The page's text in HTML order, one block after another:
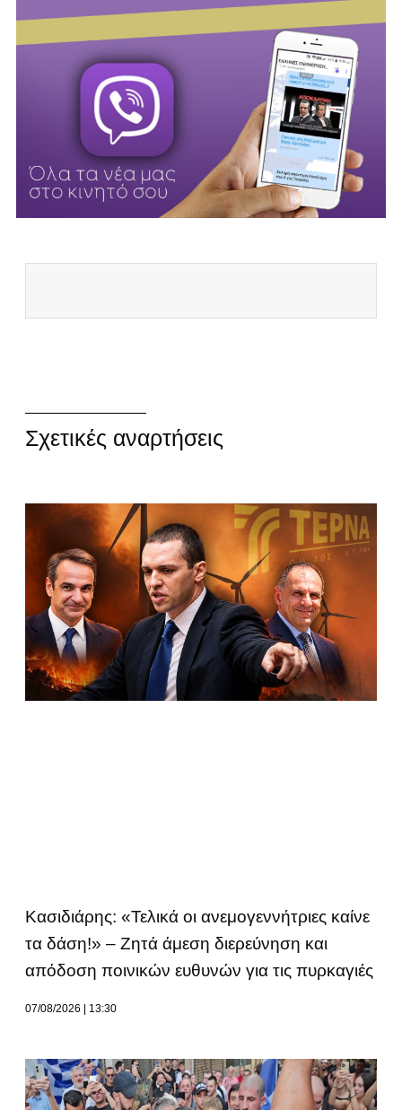
Σχετικές αναρτήσεις
Κασιδιάρης: «Τελικά οι ανεμογεννήτριες καίνε
τα δάση!» – Ζητά άμεση διερεύνηση και
απόδοση ποινικών ευθυνών για τις πυρκαγιές
07/08/2026 13:30